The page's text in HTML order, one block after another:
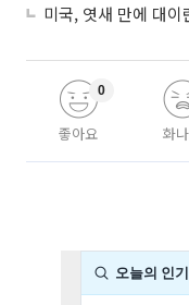
미국, 엿새 만에 대
좋아요
0
화